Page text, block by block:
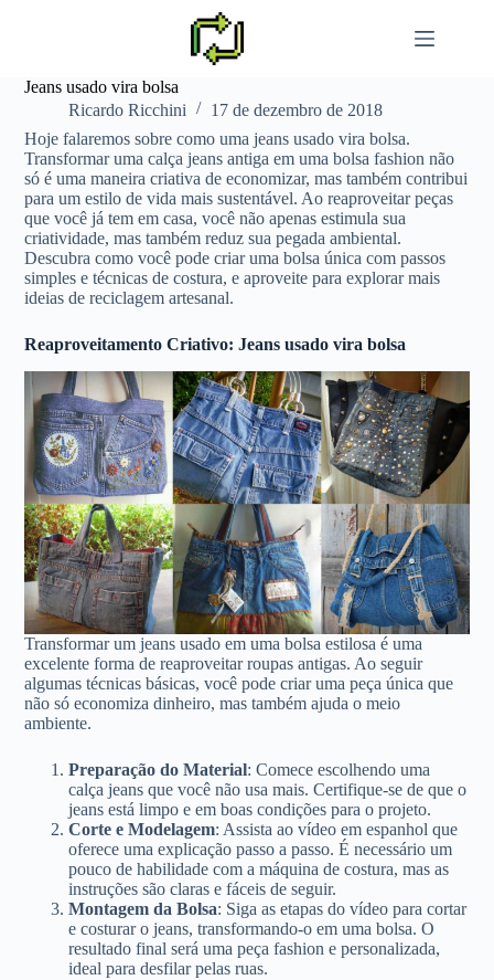
Jeans usado vira bolsa
Ricardo Ricchini
17 de dezembro de 2018
Hoje falaremos sobre como uma jeans usado vira bolsa.
Transformar uma calça jeans antiga em uma bolsa fashion não
só é uma maneira criativa de economizar, mas também contribui
para um estilo de vida mais sustentável. Ao reaproveitar peças
que você já tem em casa, você não apenas estimula sua
criatividade, mas também reduz sua pegada ambiental.
Descubra como você pode criar uma bolsa única com passos
simples e técnicas de costura, e aproveite para explorar mais
ideias de reciclagem artesanal.
Reaproveitamento Criativo: Jeans usado vira bolsa
Transformar um jeans usado em uma bolsa estilosa é uma
excelente forma de reaproveitar roupas antigas. Ao seguir
algumas técnicas básicas, você pode criar uma peça única que
não só economiza dinheiro, mas também ajuda o meio
ambiente.
Preparação do Material: Comece escolhendo uma
calça jeans que você não usa mais. Certifique-se de que o
jeans está limpo e em boas condições para o projeto.
Corte e Modelagem: Assista ao vídeo em espanhol que
oferece uma explicação passo a passo. É necessário um
pouco de habilidade com a máquina de costura, mas as
instruções são claras e fáceis de seguir.
Montagem da Bolsa: Siga as etapas do vídeo para cortar
e costurar o jeans, transformando-o em uma bolsa. O
resultado final será uma peça fashion e personalizada,
ideal para desfilar pelas ruas.